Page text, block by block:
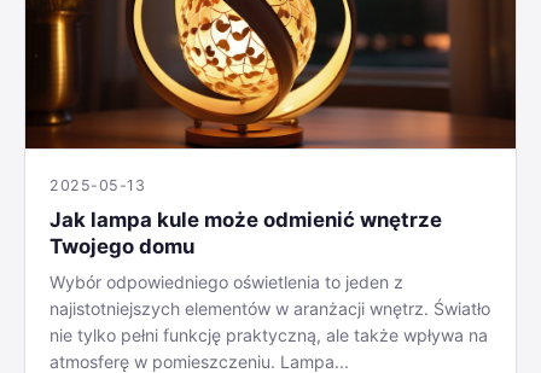
2025-05-13
Jak lampa kule może odmienić wnętrze
Twojego domu
Wybór odpowiedniego oświetlenia to jeden z
najistotniejszych elementów w aranżacji wnętrz. Światło
nie tylko pełni funkcję praktyczną, ale także wpływa na
atmosferę w pomieszczeniu. Lampa...